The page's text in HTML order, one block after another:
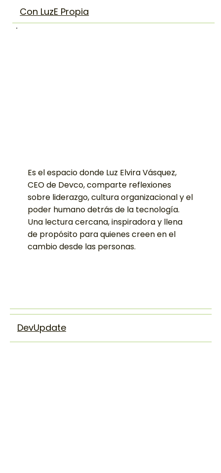
NOVEDADES
Es el espacio donde Luz Elvira Vásquez,
CEO de Devco, comparte reflexiones
sobre liderazgo, cultura organizacional y el
poder humano detrás de la tecnología.
Una lectura cercana, inspiradora y llena